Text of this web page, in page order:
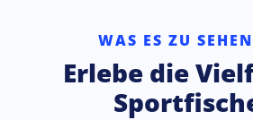
WAS ES ZU
Erlebe die